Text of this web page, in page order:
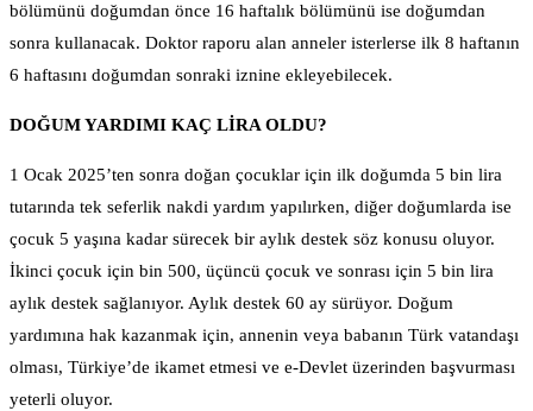
bölümünü doğumdan önce 16 haftalık bölümünü ise doğumdan
sonra kullanacak. Doktor raporu alan anneler isterlerse ilk 8 haftanın
6 haftasını doğumdan sonraki iznine ekleyebilecek.
DOĞUM YARDIMI KAÇ LİRA OLDU?
1 Ocak 2025’ten sonra doğan çocuklar için ilk doğumda 5 bin lira
tutarında tek seferlik nakdi yardım yapılırken, diğer doğumlarda ise
çocuk 5 yaşına kadar sürecek bir aylık destek söz konusu oluyor.
İkinci çocuk için bin 500, üçüncü çocuk ve sonrası için 5 bin lira
aylık destek sağlanıyor. Aylık destek 60 ay sürüyor. Doğum
yardımına hak kazanmak için, annenin veya babanın Türk vatandaşı
olması, Türkiye’de ikamet etmesi ve e-Devlet üzerinden başvurması
yeterli oluyor.